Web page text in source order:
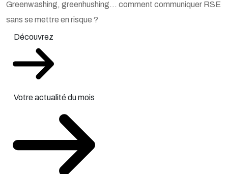
Greenwashing, greenhushing… comment communiquer RSE
sans se mettre en risque ?
Découvrez
Votre actualité du mois